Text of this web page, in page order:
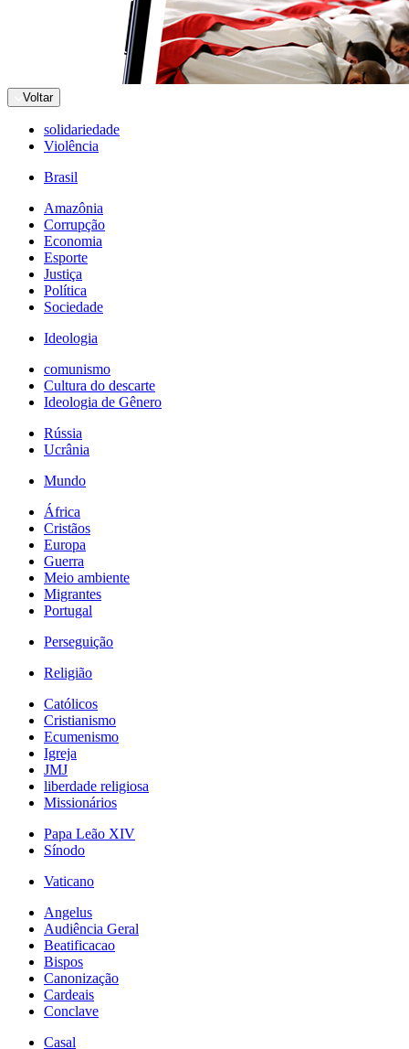
Voltar
solidariedade
Violência
Brasil
Amazônia
Corrupção
Economia
Esporte
Justiça
Política
Sociedade
Ideologia
comunismo
Cultura do descarte
Ideologia de Gênero
Rússia
Ucrânia
Mundo
África
Cristãos
Europa
Guerra
Meio ambiente
Migrantes
Portugal
Perseguição
Religião
Católicos
Cristianismo
Ecumenismo
Igreja
JMJ
liberdade religiosa
Missionários
Papa Leão XIV
Sínodo
Vaticano
Angelus
Audiência Geral
Beatificacao
Bispos
Canonização
Cardeais
Conclave
Casal